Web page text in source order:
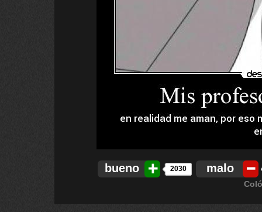
bueno 2030 malo